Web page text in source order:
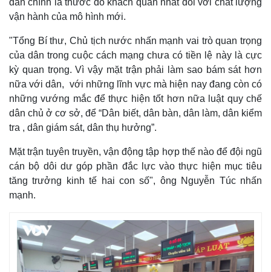
dân chính là thước đo khách quan nhất đối với chất lượng
vận hành của mô hình mới.
"Tổng Bí thư, Chủ tịch nước nhấn mạnh vai trò quan trọng
của dân trong cuộc cách mạng chưa có tiền lệ này là cực
kỳ quan trọng. Vì vậy mặt trận phải làm sao bám sát hơn
nữa với dân, với những lĩnh vực mà hiện nay đang còn có
những vướng mắc để thực hiện tốt hơn nữa luật quy chế
dân chủ ở cơ sở, để “Dân biết, dân bàn, dân làm, dân kiểm
tra , dân giám sát, dân thụ hưởng”.
Mặt trận tuyên truyền, vận động tập hợp thế nào để đội ngũ
cán bộ dôi dư góp phần đắc lực vào thực hiện mục tiêu
tăng trưởng kinh tế hai con số", ông Nguyễn Túc nhấn
mạnh.